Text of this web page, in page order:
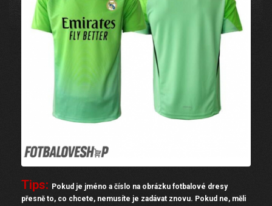
Tips: Pokud je jméno a číslo na obrázku fotbalové dresy
přesně to, co chcete, nemusíte je zadávat znovu. Pokud ne, měli